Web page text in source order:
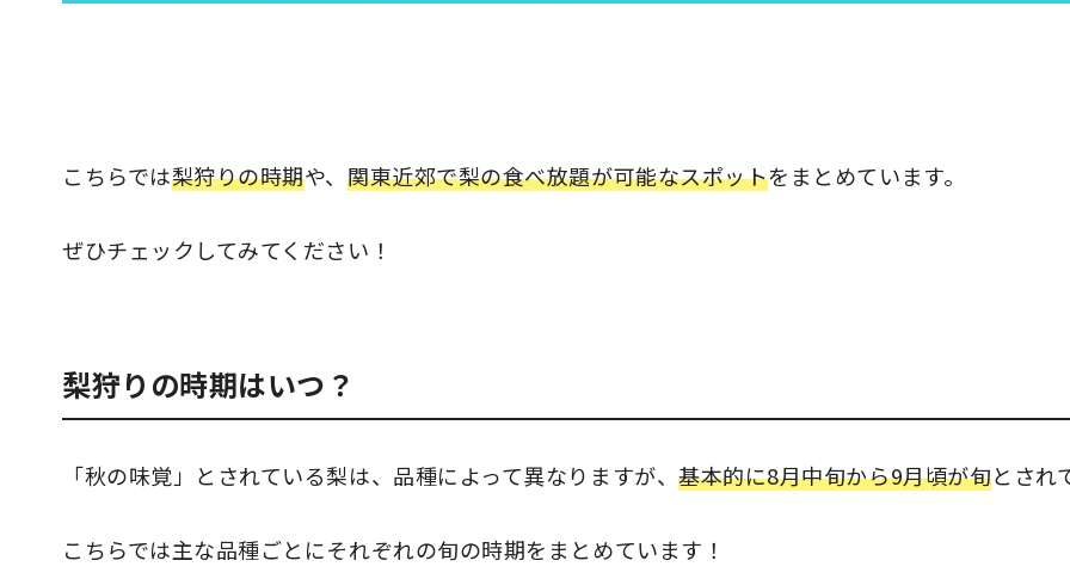
こちらでは梨狩りの時期や、関東近郊で梨の食べ放題が可能なスポットをまとめています。
ぜひチェックしてみてください！
梨狩りの時期はいつ？
「秋の味覚」とされている梨は、品種によって異なりますが、基本的に8月中旬から9月頃が旬とされ
こちらでは主な品種ごとにそれぞれの旬の時期をまとめています！